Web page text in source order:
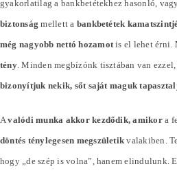
gyakorlatilag a bankbetétekhez hasonló,
biztonság mellett a bankbetétek
még nagyobb nettó hozamotis el lehet érni.
tény. Minden megbízónk tisztában van
bizonyítjuk nekik, sőt saját maguk
Avalódi munka akkor kezdődik, amikora
döntés ténylegesen megszületik valakiben.
hogy „de szép is volna”, hanem elindulunk.